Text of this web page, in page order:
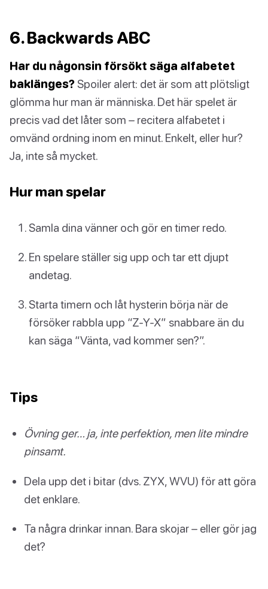
6. Backwards ABC
Har du någonsin försökt säga alfabetet
baklänges? Spoiler alert: det är som att plötsligt
glömma hur man är människa. Det här spelet är
precis vad det låter som – recitera alfabetet i
omvänd ordning inom en minut. Enkelt, eller hur?
Ja, inte så mycket.
Hur man spelar
Samla dina vänner och gör en timer redo.
En spelare ställer sig upp och tar ett djupt
andetag.
Starta timern och låt hysterin börja när de
försöker rabbla upp “Z-Y-X” snabbare än du
kan säga “Vänta, vad kommer sen?”.
Tips
Övning ger… ja, inte perfektion, men lite mindre
pinsamt.
Dela upp det i bitar (dvs. ZYX, WVU) för att göra
det enklare.
Ta några drinkar innan. Bara skojar – eller gör jag
det?